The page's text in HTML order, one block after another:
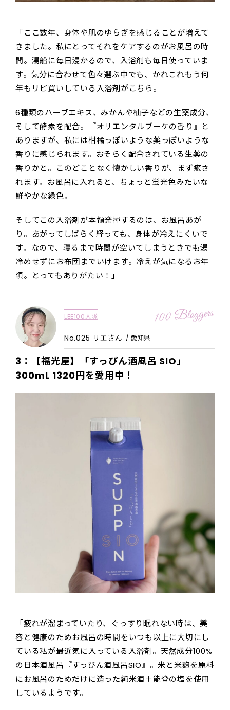
「ここ数年、身体や肌のゆらぎを感じることが増えて
きました。私にとってそれをケアするのがお風呂の時
間。湯船に毎日浸かるので、入浴剤も毎日使っていま
す。気分に合わせて色々選ぶ中でも、かれこれもう何
年もリピ買いしている入浴剤がこちら。
6種類のハーブエキス、みかんや柚子などの生薬成分、
そして酵素を配合。『オリエンタルブーケの香り』と
ありますが、私には柑橘っぽいような薬っぽいような
香りに感じられます。おそらく配合されている生薬の
香りかと。このどことなく懐かしい香りが、まず癒さ
れます。お風呂に入れると、ちょっと蛍光色みたいな
鮮やかな緑色。
そしてこの入浴剤が本領発揮するのは、お風呂あが
り。あがってしばらく経っても、身体が冷えにくいで
す。なので、寝るまで時間が空いてしまうときでも湯
冷めせずにお布団までいけます。冷えが気になるお年
頃。とってもありがたい！」
LEE100人隊
No.025 リエさん / 愛知県
3：【福光屋】「すっぴん酒風呂 SIO」
300mL 1320円を愛用中！
「疲れが溜まっていたり、ぐっすり眠れない時は、美
容と健康のためお風呂の時間をいつも以上に大切にし
ている私が最近気に入っている入浴剤。天然成分100%
の日本酒風呂『すっぴん酒風呂SIO』。米と米麹を原料
にお風呂のためだけに造った純米酒＋能登の塩を使用
しているようです。